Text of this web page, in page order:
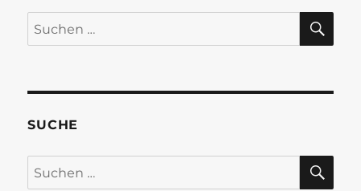
Suchen
nach:
SUCHE
Suchen